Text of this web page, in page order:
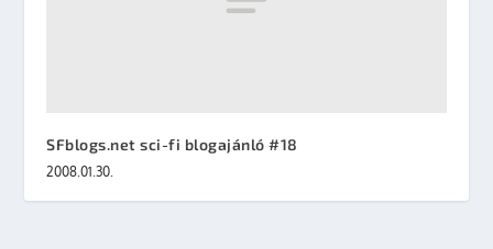
SFblogs.net sci-fi blogajánló #18
2008.01.30.